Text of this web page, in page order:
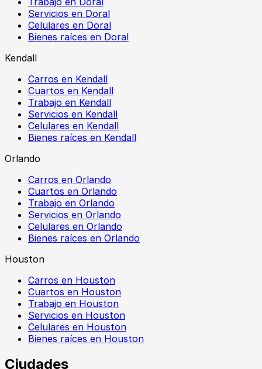
Servicios en Doral
Celulares en Doral
Bienes raíces en Doral
Kendall
Carros en Kendall
Cuartos en Kendall
Trabajo en Kendall
Servicios en Kendall
Celulares en Kendall
Bienes raíces en Kendall
Orlando
Carros en Orlando
Cuartos en Orlando
Trabajo en Orlando
Servicios en Orlando
Celulares en Orlando
Bienes raíces en Orlando
Houston
Carros en Houston
Cuartos en Houston
Trabajo en Houston
Servicios en Houston
Celulares en Houston
Bienes raíces en Houston
Ciudades